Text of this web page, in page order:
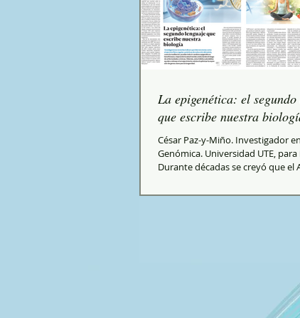
La epigenética: el
que escribe nuestra
César Paz-y-Miño. Investigador
Genómica. Universidad UTE, para
Durante décadas se creyó que el
nacemos con determinados genes
demostrar que la historia es más
personas pueden compartir
y desarrollar enfermedades